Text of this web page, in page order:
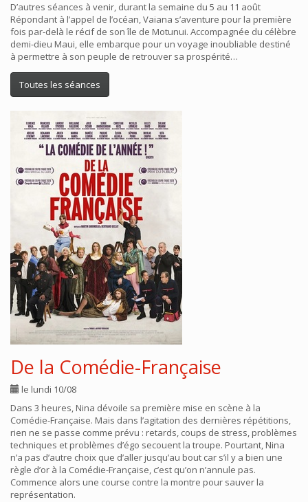
D’autres séances à venir, durant la semaine du 5 au 11 août
Répondant à l’appel de l’océan, Vaiana s’aventure pour la première
fois par-delà le récif de son île de Motunui. Accompagnée du célèbre
demi-dieu Maui, elle embarque pour un voyage inoubliable destiné
à permettre à son peuple de retrouver sa prospérité…
Toutes les séances
De la Comédie-Française
le lundi 10/08
Dans 3 heures, Nina dévoile sa première mise en scène à la
Comédie-Française. Mais dans l’agitation des dernières répétitions,
rien ne se passe comme prévu : retards, coups de stress, problèmes
techniques et problèmes d’égo secouent la troupe. Pourtant, Nina
n’a pas d’autre choix que d’aller jusqu’au bout car s’il y a bien une
règle d’or à la Comédie-Française, c’est qu’on n’annule pas.
Commence alors une course contre la montre pour sauver la
représentation.